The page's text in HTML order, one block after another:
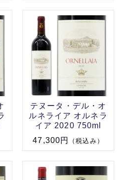
テヌータ・デル・オ
ルネライア オルネラ
イア 2020 750ml
47,300円
（税込み）